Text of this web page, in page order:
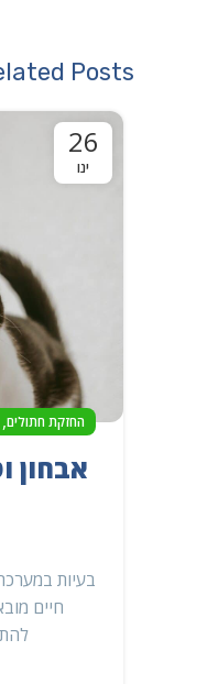
Posts
26
ינו
החזקת חתולים,
אבחון
בעיות
חיים